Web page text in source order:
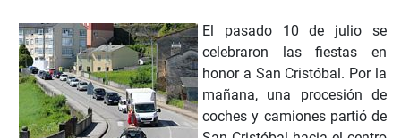
El pasado 10 de julio se
celebraron las fiestas en
honor a San Cristóbal. Por la
mañana, una procesión de
coches y camiones partió de